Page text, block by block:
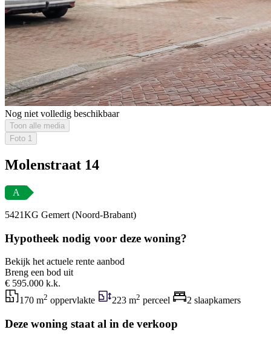
Nog niet volledig beschikbaar
Toon alle media
Foto 1
Molenstraat 14
A
5421KG Gemert (Noord-Brabant)
Hypotheek nodig voor deze woning?
Bekijk het actuele rente aanbod
Breng een bod uit
€ 595.000 k.k.
170 m2 oppervlakte 223 m2 perceel 2 slaapkamers
Deze woning staat al in de verkoop